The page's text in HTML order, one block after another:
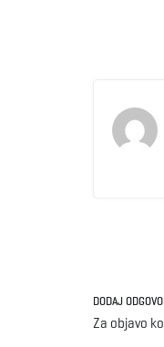
DODAJ
Za objavo